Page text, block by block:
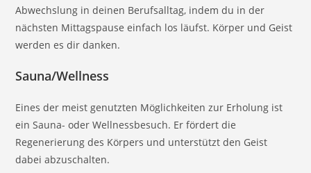
Abwechslung in deinen Berufsalltag, indem du in der
nächsten Mittagspause einfach los läufst. Körper und Geist
werden es dir danken.
Sauna/Wellness
Eines der meist genutzten Möglichkeiten zur Erholung ist
ein Sauna- oder Wellnessbesuch. Er fördert die
Regenerierung des Körpers und unterstützt den Geist
dabei abzuschalten.